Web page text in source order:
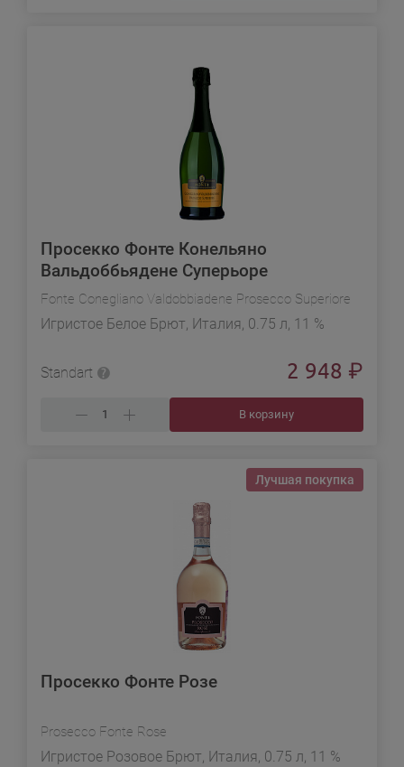
Просекко Фонте Конельяно
Вальдоббьядене Суперьоре
Fonte Conegliano Valdobbiadene Prosecco Superiore
Игристое Белое Брют, Италия, 0.75 л, 11 %
Standart 2 948 ₽
В корзину
Лучшая покупка
Просекко Фонте Розе
Prosecco Fonte Rose
Игристое Розовое Брют, Италия, 0.75 л, 11 %